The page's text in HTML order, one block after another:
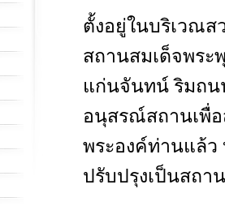
ตั้งอยู่ในบริเวณ
สถานสมเด็จพระ
แก่นจันทน์ ริมถน
อนุสรณ์สถานเพื่อ
พระองค์ท่านแล้ว
ปรับปรุงเป็นสถ